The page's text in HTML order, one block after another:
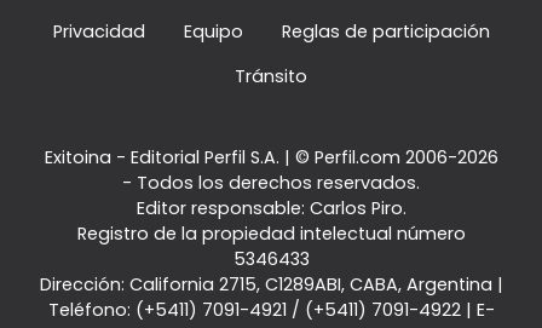
Privacidad
Equipo
Reglas de participación
Tránsito
Exitoina - Editorial Perfil S.A. | © Perfil.com 2006-2026
- Todos los derechos reservados.
Editor responsable: Carlos Piro.
Registro de la propiedad intelectual número
5346433
Dirección: California 2715, C1289ABI, CABA, Argentina |
Teléfono: (+5411) 7091-4921 / (+5411) 7091-4922| E-